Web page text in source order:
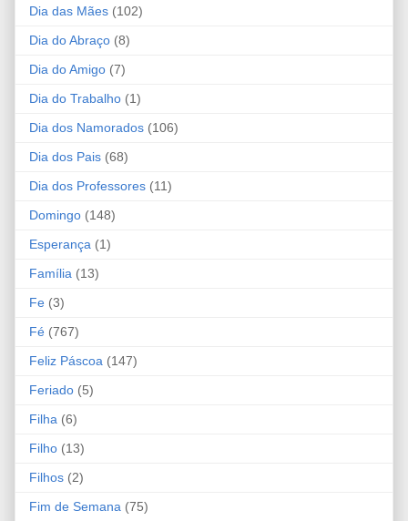
Dia das Mães (102)
Dia do Abraço (8)
Dia do Amigo (7)
Dia do Trabalho (1)
Dia dos Namorados (106)
Dia dos Pais (68)
Dia dos Professores (11)
Domingo (148)
Esperança (1)
Família (13)
Fe (3)
Fé (767)
Feliz Páscoa (147)
Feriado (5)
Filha (6)
Filho (13)
Filhos (2)
Fim de Semana (75)